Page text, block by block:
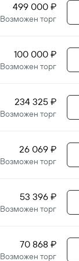
499 000 ₽
Возможен торг
100 000 ₽
Возможен торг
234 325 ₽
Возможен торг
26 069 ₽
Возможен торг
53 396 ₽
Возможен торг
70 868 ₽
Возможен торг